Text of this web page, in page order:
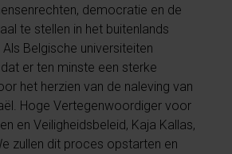
democratie en de
te stellen in het buitenlands
Belgische universiteiten
er ten minste een sterke
het herzien van de naleving van
Hoge Vertegenwoordiger voor
en Veiligheidsbeleid, Kaja Kallas,
zullen dit proces opstarten en